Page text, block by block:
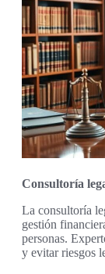
Consultoría
La consultoría
gestión
personas.
y evitar riesgos